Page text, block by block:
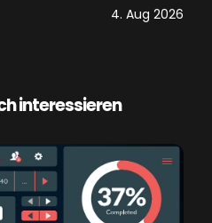
4. Aug 2026
interessieren